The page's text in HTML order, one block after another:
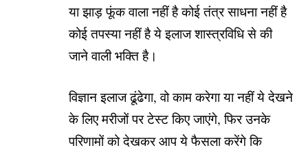
या झाड़ फूंक वाला नहीं है कोई तंत्र साधना नहीं है
कोई तपस्या नहीं है ये इलाज शास्त्रविधि से की
जाने वाली भक्ति है।
विज्ञान इलाज ढूंढेगा, वो काम करेगा या नहीं ये देखने
के लिए मरीजों पर टेस्ट किए जाएंगे, फिर उनके
परिणामों को देखकर आप ये फैसला करेंगे कि